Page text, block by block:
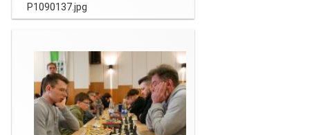
P1090137.jpg